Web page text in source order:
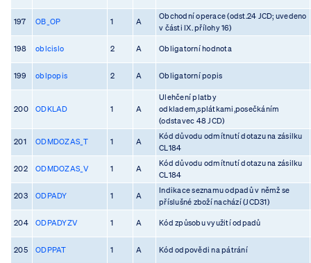
197 OB_OP 1 A
Obchodní operace (odst.24 JCD; uvedeno
v části IX. přílohy 16)
198 oblcislo 2 A Obligatorní hodnota
199 oblpopis 2 A Obligatorní popis
200 ODKLAD 1 A
Ulehčení platby
odkladem,splátkami,posečkáním
(odstavec 48 JCD)
201 ODMDOZAS_T 1 A
Kód důvodu odmítnutí dotazu na zásilku
CL184
202 ODMDOZAS_V 1 A
Kód důvodu odmítnutí dotazu na zásilku
CL184
203 ODPADY 1 A
Indikace seznamu odpadů v němž se
příslušné zboží nachází (JCD31)
204 ODPADYZV 1 A Kód způsobu využití odpadů
205 ODPPAT 1 A Kód odpovědi na pátrání